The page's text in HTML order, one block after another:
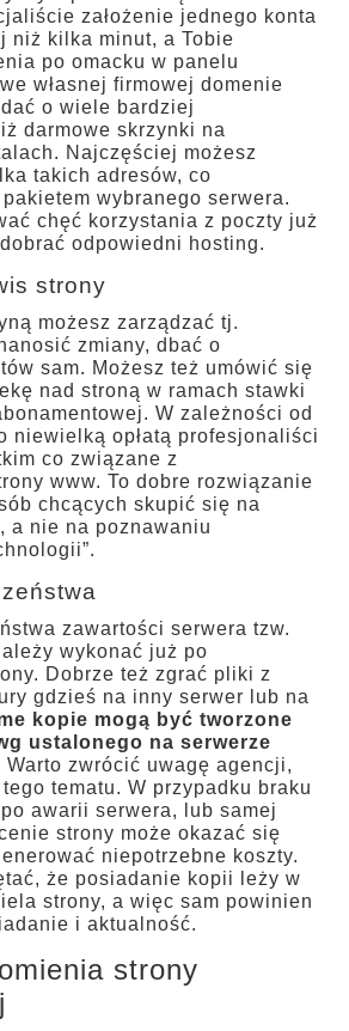
założenie jednego konta
niż kilka minut, a Tobie
po omacku w panelu
własnej firmowej domenie
o wiele bardziej
darmowe skrzynki na
Najczęściej możesz
takich adresów, co
wybranego serwera.
chęć korzystania z poczty już
odpowiedni hosting.
strony
możesz zarządzać tj.
zmiany, dbać o
sam. Możesz też umówić się
nad stroną w ramach stawki
W zależności od
niewielką opłatą profesjonaliści
co związane z
www. To dobre rozwiązanie
chcących skupić się na
a nie na poznawaniu
zawartości serwera tzw.
wykonać już po
Dobrze też zgrać pliki z
gdzieś na inny serwer lub na
kopie mogą być tworzone
ustalonego na serwerze
Warto zwrócić uwagę agencji,
tematu. W przypadku braku
awarii serwera, lub samej
strony może okazać się
niepotrzebne koszty.
że posiadanie kopii leży w
strony, a więc sam powinien
i aktualność.
strony